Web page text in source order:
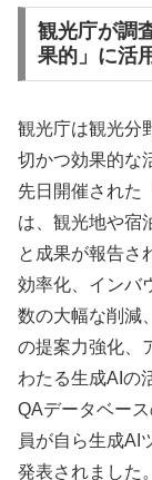
観光庁が調
果的」に活
観光庁は観光分
切かつ効果的な
先日開催された
は、観光地や宿
と成果が報告さ
効率化、インバ
数の大幅な削減
の提案力強化、
わたる生成AIの
QAデータベー
員が自ら生成AI
発表されました